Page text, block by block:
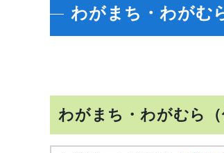
わがまち・わがむ
わがまち・わがむら（